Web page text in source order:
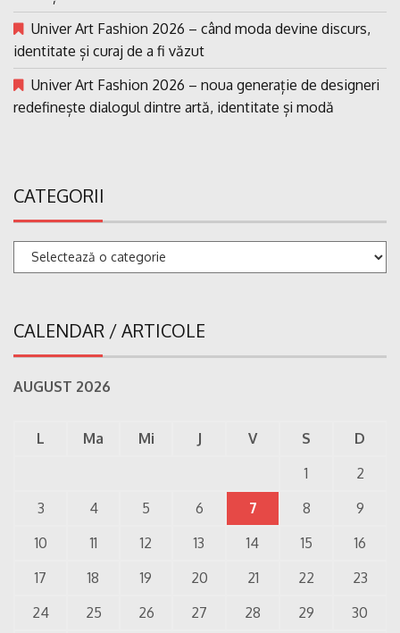
Univer Art Fashion 2026 – când moda devine discurs,
identitate și curaj de a fi văzut
Univer Art Fashion 2026 – noua generație de designeri
redefinește dialogul dintre artă, identitate și modă
CATEGORII
Categorii
CALENDAR / ARTICOLE
AUGUST 2026
L Ma Mi J V S
D
1
2
3
4 5 6 7 8
9
10
11 12 13 14 15
16
17
18 19 20 21 22
23
24
25 26 27 28 29
30